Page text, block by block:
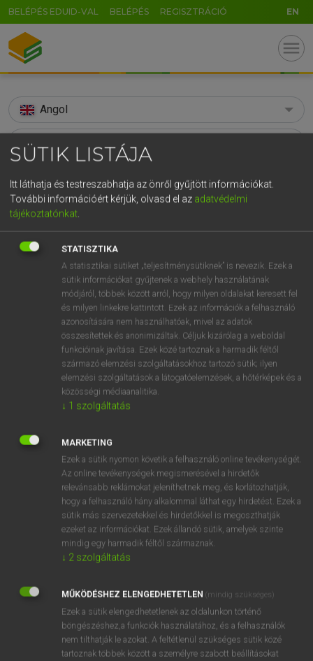
BELÉPÉS EDUID-VAL BELÉPÉS REGISZTRÁCIÓ EN
menu
Angol
search
TALÁLATOK
bookcase
Díjmentes angol szótár
bookcase
Díjmentes angol szótár arrow_forward_ios
fn könyvszekrény
könyvespolc
könyvállvány
könyvtok
⚲ bookcasekeresése szótárainkban
DÍJMENTES ANGOL SZÓTÁR
bookbinder
bookbinding
bookcase
book club
SÜTIK LISTÁJA
Itt láthatja és testreszabhatja az önről gyűjtött információkat.
További információért kérjük, olvasd el az adatvédelmi
tájékoztatónkat.
STATISZTIKA
A statisztikai sütiket „teljesítménysütiknek” is nevezik. Ezek a
sütik információkat gyűjtenek a webhely használatának
módjáról, többek között arról, hogy milyen oldalakat keresett fel
és milyen linkekre kattintott. Ezek az információk a felhasználó
azonosítására nem használhatóak, mivel az adatok
összesítettek és anonimizáltak. Céljuk kizárólag a weboldal
funkcióinak javítása. Ezek közé tartoznak a harmadik féltől
származó elemzési szolgáltatásokhoz tartozó sütik; ilyen
elemzési szolgáltatások a látogatóelemzések, a hőtérképek és a
közösségi médiaanalitika.
↓ 1 szolgáltatás
MARKETING
Ezek a sütik nyomon követik a felhasználó online tevékenységét.
Az online tevékenységek megismerésével a hirdetők
relevánsabb reklámokat jeleníthetnek meg, és korlátozhatják,
hogy a felhasználó hány alkalommal láthat egy hirdetést. Ezek a
sütik más szervezetekkel és hirdetőkkel is megoszthatják
ezeket az információkat. Ezek állandó sütik, amelyek szinte
mindig egy harmadik féltől származnak.
↓ 2 szolgáltatás
MŰKÖDÉSHEZ ELENGEDHETETLEN (mindig szükséges)
Ezek a sütik elengedhetetlenek az oldalunkon történő
böngészéshez,a funkciók használatához, és a felhasználók
nem tilthatják le azokat. A feltétlenül szükséges sütik közé
tartoznak többek között a személyre szabott beállításokat
5 6 7 8 9 ö ü ó
t z
j k
n m , . - AltGr